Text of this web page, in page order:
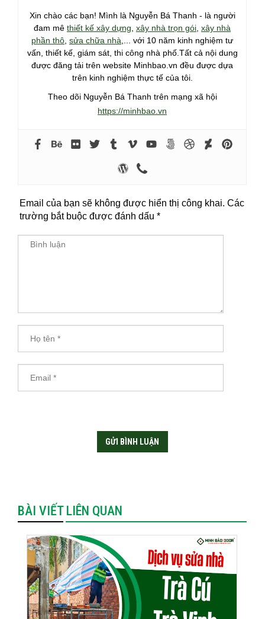
Xin chào các bạn! Mình là Nguyễn Bá Thanh - là người
đam mê thiết kế xây dựng xây nhà trọn gói xây nhà
phần thô sửa chữa nhà ,... với 10 năm kinh nghiệm tư
vấn, thiết kế, giám sát, thi công nhà phố.Tất cả nội dung
được đăng tải trên website Minhbao.vn đều được dựa
trên kinh nghiệm thực tế của tôi.
Theo dõi Nguyễn Bá Thanh trên mạng xã hội
https://minhbao.vn
Email của bạn sẽ không được hiển thị công khai. Các
trường bắt buộc được đánh dấu *
BÀI VIẾT LIÊN QUAN